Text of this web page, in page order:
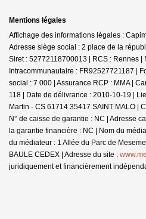
Mentions légales
Affichage des informations légales :
Adresse siège social : 2 place de la
Siret : 52772118700013 | RCS : Rennes |
Intracommunautaire : FR92527721187 |
social : 7 000 | Assurance RCP : MMA |
118 | Date de délivrance : 2010-10-19 |
Martin - CS 61714 35417 SAINT MALO |
N° de caisse de garantie : NC | Adresse
la garantie financière : NC | Nom du
du médiateur : 1 Allée du Parc de
BAULE CEDEX | Adresse du site :
juridiquement et financièrement